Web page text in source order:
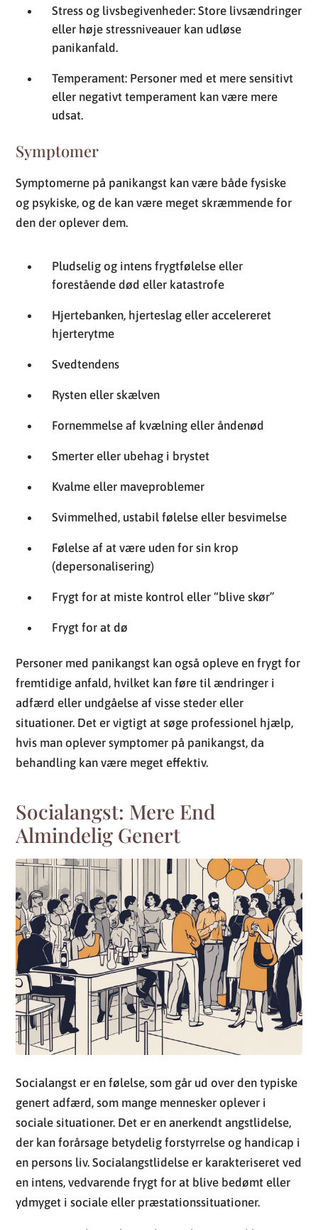
Stress og livsbegivenheder: Store livsændringer
eller høje stressniveauer kan udløse
panikanfald.
Temperament: Personer med et mere sensitivt
eller negativt temperament kan være mere
udsat.
Symptomer
Symptomerne på panikangst kan være både fysiske
og psykiske, og de kan være meget skræmmende for
den der oplever dem.
Pludselig og intens frygtfølelse eller
forestående død eller katastrofe
Hjertebanken, hjerteslag eller accelereret
hjerterytme
Svedtendens
Rysten eller skælven
Fornemmelse af kvælning eller åndenød
Smerter eller ubehag i brystet
Kvalme eller maveproblemer
Svimmelhed, ustabil følelse eller besvimelse
Følelse af at være uden for sin krop
(depersonalisering)
Frygt for at miste kontrol eller “blive skør”
Frygt for at dø
Personer med panikangst kan også opleve en frygt for
fremtidige anfald, hvilket kan føre til ændringer i
adfærd eller undgåelse af visse steder eller
situationer. Det er vigtigt at søge professionel hjælp,
hvis man oplever symptomer på panikangst, da
behandling kan være meget effektiv.
Socialangst: Mere End
Almindelig Genert
Socialangst er en følelse, som går ud over den typiske
genert adfærd, som mange mennesker oplever i
sociale situationer. Det er en anerkendt angstlidelse,
der kan forårsage betydelig forstyrrelse og handicap i
en persons liv. Socialangstlidelse er karakteriseret ved
en intens, vedvarende frygt for at blive bedømt eller
ydmyget i sociale eller præstationssituationer.